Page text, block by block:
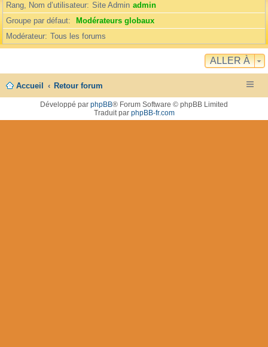
Rang, Nom d’utilisateur Site Admin admin
Groupe par défaut
Modérateurs globaux
Modérateur Tous les forums
ALLER À
Accueil Retour forum
Développé par phpBB® Forum Software © phpBB Limited
Traduit par phpBB-fr.com